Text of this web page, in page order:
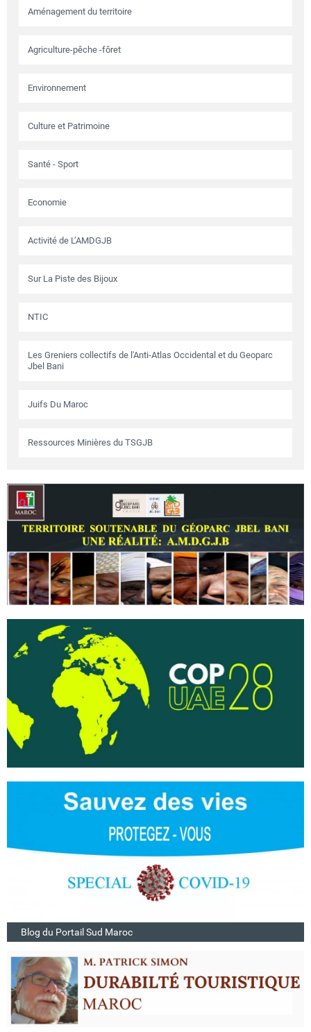
Aménagement du territoire
Agriculture-pêche -fôret
Environnement
Culture et Patrimoine
Santé - Sport
Economie
Activité de L’AMDGJB
Sur La Piste des Bijoux
NTIC
Les Greniers collectifs de l'Anti-Atlas Occidental et du Geoparc
Jbel Bani
Juifs Du Maroc
Ressources Minières du TSGJB
Blog du Portail Sud Maroc